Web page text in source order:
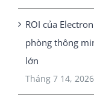
ROI của
phòng thông
lớn
Tháng 7 14, 2026